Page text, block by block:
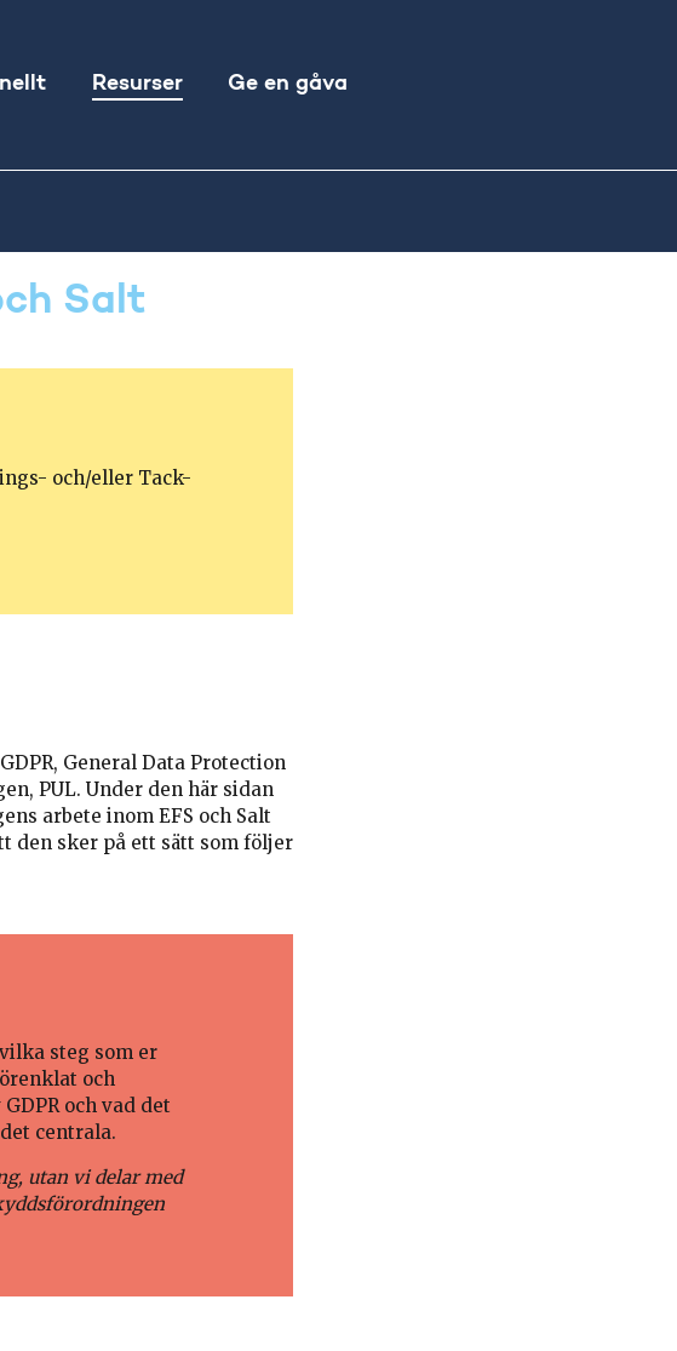
Resurser Ge en gåva
Salt
och/eller Tack-
General Data Protection
PUL. Under den här sidan
arbete inom EFS och Salt
den sker på ett sätt som följer
steg som er
och
och vad det
centrala.
utan vi delar med